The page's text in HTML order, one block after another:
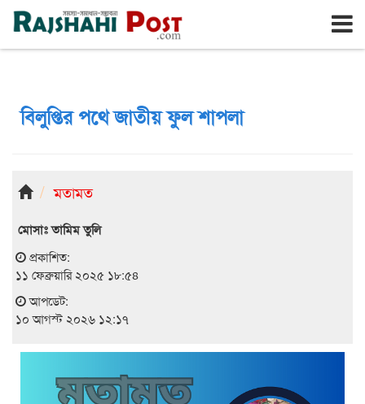
রাজশাহী সোমবার, ১০ই আগস্ট ২০২৬, ২৭শে শ্রাবণ ১৪৩৩
বিলুপ্তির পথে জাতীয় ফুল শাপলা
মতামত
মোসাঃ তামিম তুলি
প্রকাশিত:
১১ ফেব্রুয়ারি ২০২৫ ১৮:৫৪
আপডেট:
১০ আগস্ট ২০২৬ ১২:১৭